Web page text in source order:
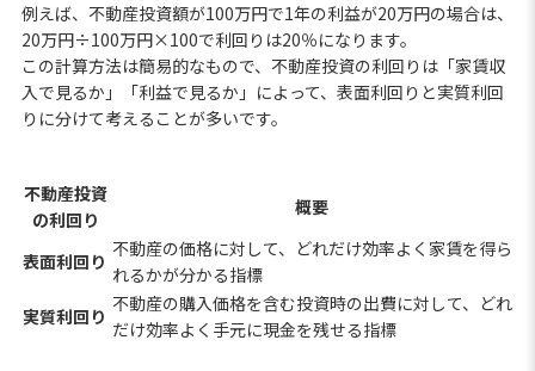
例えば、不動産投資額が100万円で1年の利益が20万円の場合は、
20万円÷100万円×100で利回りは20％になります。
この計算方法は簡易的なもので、不動産投資の利回りは「家賃収
入で見るか」「利益で見るか」によって、表面利回りと実質利回
りに分けて考えることが多いです。
不動産投資
の利回り
概要
表面利回り
不動産の価格に対して、どれだけ効率よく家賃を得ら
れるかが分かる指標
実質利回り
不動産の購入価格を含む投資時の出費に対して、どれ
だけ効率よく手元に現金を残せる指標